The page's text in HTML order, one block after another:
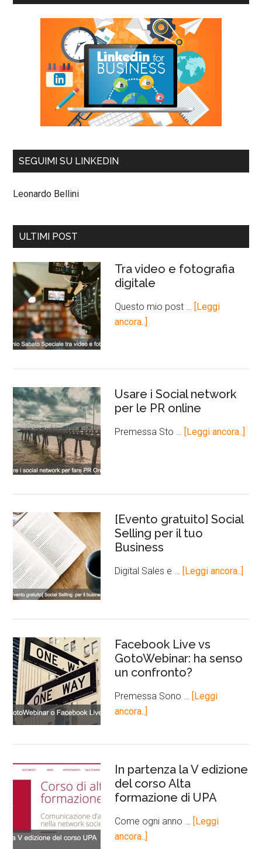
SEGUIMI SU LINKEDIN
Leonardo Bellini
ULTIMI POST
Tra video e fotografia
digitale
Questo mio post …
[Leggi
ancora..]
Usare i Social network
per le PR online
Premessa Sto … [Leggi ancora..]
[Evento gratuito] Social
Selling per il tuo
Business
Digital Sales e … [Leggi ancora..]
Facebook Live vs
GotoWebinar: ha senso
un confronto?
Premessa Sono …
[Leggi
ancora..]
In partenza la V edizione
del corso Alta
formazione di UPA
Come ogni anno …
[Leggi
ancora..]